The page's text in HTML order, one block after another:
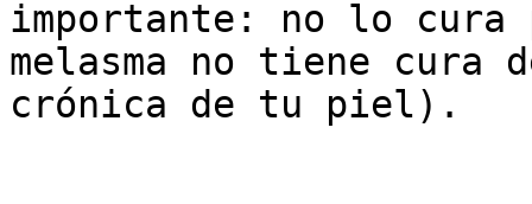
importante: no lo cura
melasma no tiene
crónica de tu piel).